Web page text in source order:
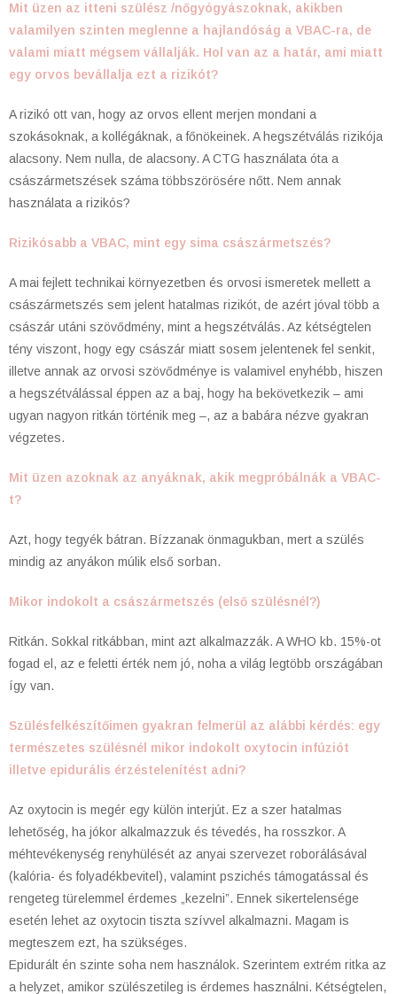
Mit üzen az itteni szülész /nőgyógyászoknak, akikben
valamilyen szinten meglenne a hajlandóság a VBAC-ra, de
valami miatt mégsem vállalják. Hol van az a határ, ami miatt
egy orvos bevállalja ezt a rizikót?
A rizikó ott van, hogy az orvos ellent merjen mondani a
szokásoknak, a kollégáknak, a főnökeinek. A hegszétválás rizikója
alacsony. Nem nulla, de alacsony. A CTG használata óta a
császármetszések száma többszörösére nőtt. Nem annak
használata a rizikós?
Rizikósabb a VBAC, mint egy sima császármetszés?
A mai fejlett technikai környezetben és orvosi ismeretek mellett a
császármetszés sem jelent hatalmas rizikót, de azért jóval több a
császár utáni szövődmény, mint a hegszétválás. Az kétségtelen
tény viszont, hogy egy császár miatt sosem jelentenek fel senkit,
illetve annak az orvosi szövődménye is valamivel enyhébb, hiszen
a hegszétválással éppen az a baj, hogy ha bekövetkezik – ami
ugyan nagyon ritkán történik meg –, az a babára nézve gyakran
végzetes.
Mit üzen azoknak az anyáknak, akik megpróbálnák a VBAC-
t?
Azt, hogy tegyék bátran. Bízzanak önmagukban, mert a szülés
mindig az anyákon múlik első sorban.
Mikor indokolt a császármetszés (első szülésnél?)
Ritkán. Sokkal ritkábban, mint azt alkalmazzák. A WHO kb. 15%-ot
fogad el, az e feletti érték nem jó, noha a világ legtöbb országában
így van.
Szülésfelkészítőimen gyakran felmerül az alábbi kérdés: egy
természetes szülésnél mikor indokolt oxytocin infúziót
illetve epidurális érzéstelenítést adni?
Az oxytocin is megér egy külön interjút. Ez a szer hatalmas
lehetőség, ha jókor alkalmazzuk és tévedés, ha rosszkor. A
méhtevékenység renyhülését az anyai szervezet roborálásával
(kalória- és folyadékbevitel), valamint pszichés támogatással és
rengeteg türelemmel érdemes „kezelni”. Ennek sikertelensége
esetén lehet az oxytocin tiszta szívvel alkalmazni. Magam is
megteszem ezt, ha szükséges.
Epidurált én szinte soha nem használok. Szerintem extrém ritka az
a helyzet, amikor szülészetileg is érdemes használni. Kétségtelen,